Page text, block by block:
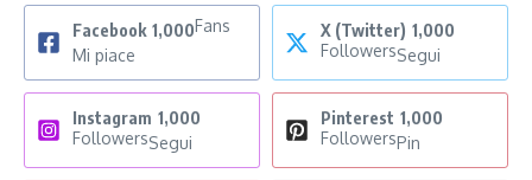
Facebook 1,000Fans
Mi piace
X (Twitter) 1,000
FollowersSegui
Instagram 1,000
FollowersSegui
Pinterest 1,000
FollowersPin